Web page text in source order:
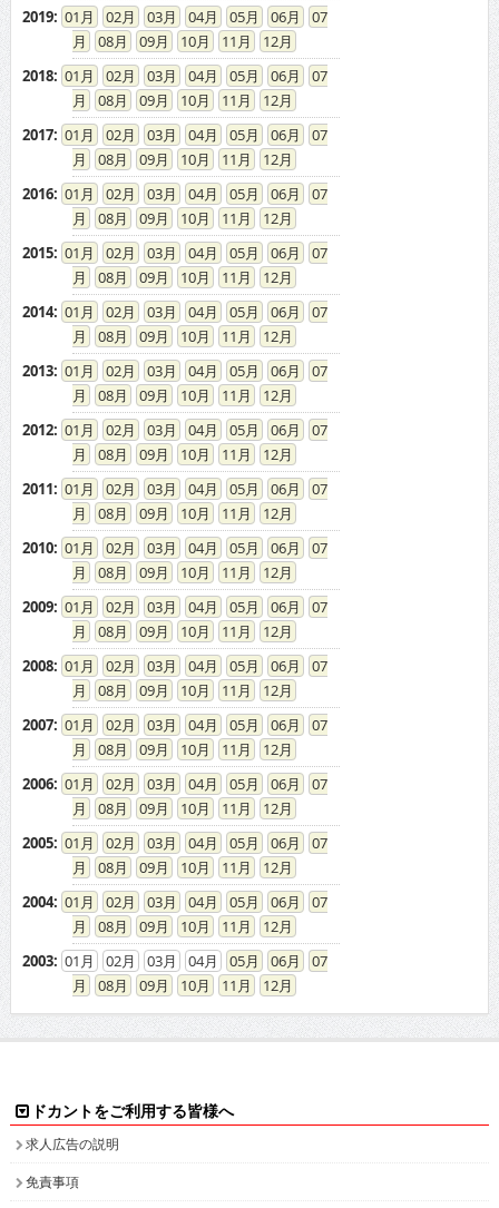
2019: 01 02 03 04 05 06
07
08
09 10 11
12
2018: 01 02 03 04 05 06
07
08
09 10 11
12
2017: 01 02 03 04 05 06
07
08
09 10 11
12
2016: 01 02 03 04 05 06
07
08
09 10 11
12
2015: 01 02 03 04 05 06
07
08
09 10 11
12
2014: 01 02 03 04 05 06
07
08
09 10 11
12
2013: 01 02 03 04 05 06
07
08
09 10 11
12
2012: 01 02 03 04 05 06
07
08
09 10 11
12
2011: 01 02 03 04 05 06
07
08
09 10 11
12
2010: 01 02 03 04 05 06
07
08
09 10 11
12
2009: 01 02 03 04 05 06
07
08
09 10 11
12
2008: 01 02 03 04 05 06
07
08
09 10 11
12
2007: 01 02 03 04 05 06
07
08
09 10 11
12
2006: 01 02 03 04 05 06
07
08
09 10 11
12
2005: 01 02 03 04 05 06
07
08
09 10 11
12
2004: 01 02 03 04 05 06
07
08
09 10 11
12
2003: 01 02 03 04 05 06
07
08
09 10 11 12
ドカントをご利用する皆様へ
求人広告の説明
免責事項